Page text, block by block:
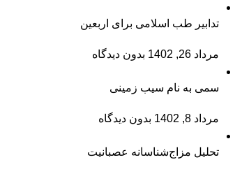
تدابیر طب اسلامی برای اربعین
مرداد 26, 1402 بدون دیدگاه
سمی به نام سیب زمینی
مرداد 8, 1402 بدون دیدگاه
تحلیل مزاج‌شناسانه عصبانیت